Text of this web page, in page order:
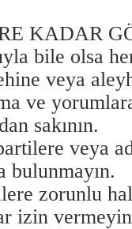
KADAR
bile olsa
veya
ve
sakının.
veya
bulunmayın.
zorunlu
izin